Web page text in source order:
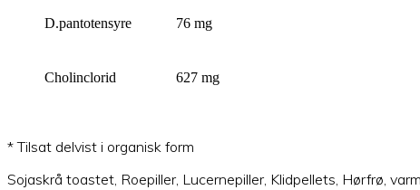
D.pantotensyre 76 mg
Cholinclorid 627 mg
* Tilsat delvist i organisk form
Sojaskrå toastet, Roepiller, Lucernepiller, Klidpellets, Hørfrø,